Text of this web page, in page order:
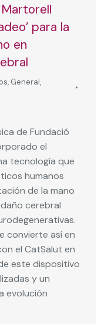
para la
en
, General,
de Fundació
el
tecnología que
humanos
de la mano
cerebral
convierte así en
el CatSalut en
este dispositivo
y un
evolución